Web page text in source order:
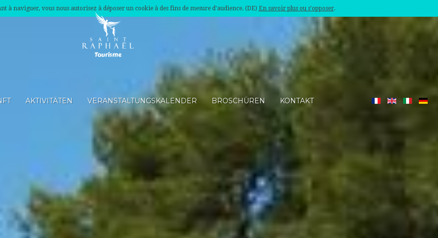
à naviguer, vous nous autorisez à déposer un cookie à des fins de mesure d'audience. (DE) En savoir plus ou s'opposer.
AKTIVITÄTEN VERANSTALTUNGSKALENDER BROSCHÜREN KONTAKT